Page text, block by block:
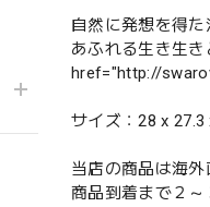
自然に発想を得
あふれる生き生
href="http://
サイズ：28 x 27.3
当店の商品は海外
商品到着まで２～